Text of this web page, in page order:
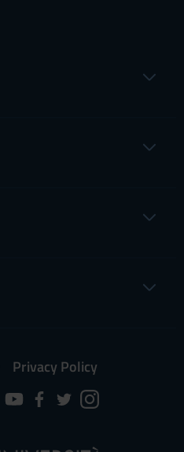
Privacy Policy